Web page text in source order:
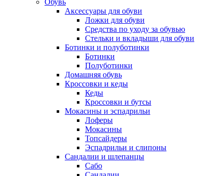
Обувь
Аксессуары для обуви
Ложки для обуви
Средства по уходу за обувью
Стельки и вкладыши для обуви
Ботинки и полуботинки
Ботинки
Полуботинки
Домашняя обувь
Кроссовки и кеды
Кеды
Кроссовки и бутсы
Мокасины и эспадрильи
Лоферы
Мокасины
Топсайдеры
Эспадрильи и слипоны
Сандалии и шлепанцы
Сабо